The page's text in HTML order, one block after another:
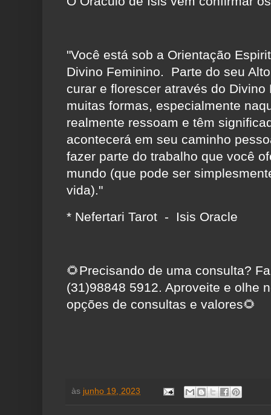
"Você está sob a Orientação
Divino Feminino. Parte do seu
curar e florescer através do Divino
muitas formas, especialmente
realmente ressoam e têm
acontecerá em seu caminho
fazer parte do trabalho que você
mundo (que pode ser
vida)."
* Nefertari Tarot - Isis Oracle
🌻Precisando de uma consulta?
(31)98848 5912. Aproveite e olhe
opções de consultas e valores🌻
às junho 19, 2023